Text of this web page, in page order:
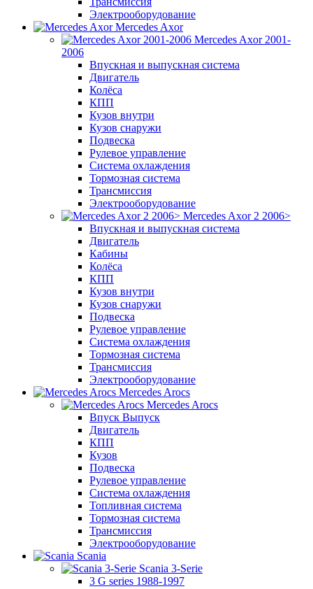
Электрооборудование
Mercedes Axor
Mercedes Axor 2001-
2006
Впускная и выпускная система
Двигатель
Колёса
КПП
Кузов внутри
Кузов снаружи
Подвеска
Рулевое управление
Система охлаждения
Тормозная система
Трансмиссия
Электрооборудование
Mercedes Axor 2 2006>
Впускная и выпускная система
Двигатель
Кабины
Колёса
КПП
Кузов внутри
Кузов снаружи
Подвеска
Рулевое управление
Система охлаждения
Тормозная система
Трансмиссия
Электрооборудование
Mercedes Arocs
Mercedes Arocs
Впуск Выпуск
Двигатель
КПП
Кузов
Подвеска
Рулевое управление
Система охлаждения
Топливная система
Тормозная система
Трансмиссия
Электрооборудование
Scania
Scania 3-Serie
3 G series 1988-1997